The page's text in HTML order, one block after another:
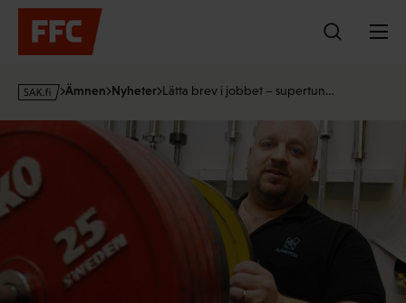
Hoppa
innehållet
s
Ämnen Nyheter Lätta brev i jobbet – supertun…